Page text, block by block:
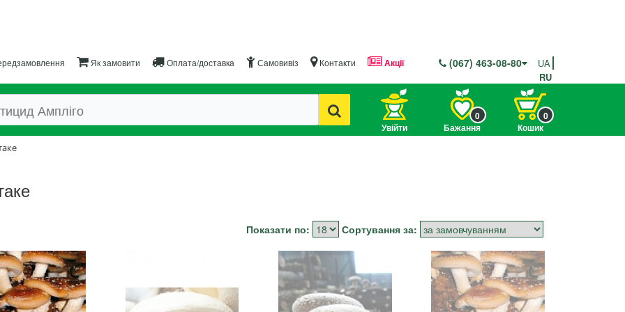
Як замовити Оплата/доставка Самовивіз Контакти Акції (067) 463-08-80
UA
RU
Увійти Бажання
0
Кошик
0
Показати по: Сортування за: